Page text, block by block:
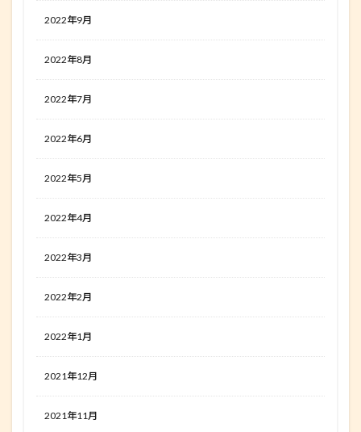
2022年9月
2022年8月
2022年7月
2022年6月
2022年5月
2022年4月
2022年3月
2022年2月
2022年1月
2021年12月
2021年11月